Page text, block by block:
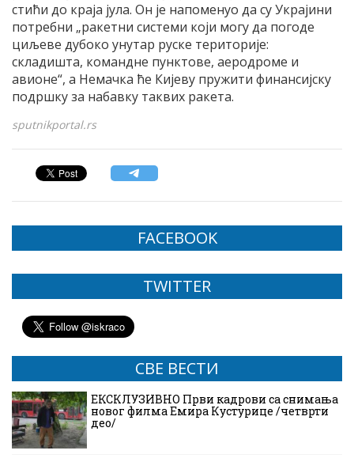
стићи до краја јула. Он је напоменуо да су Украјини
потребни „ракетни системи који могу да погоде
циљеве дубоко унутар руске територије:
складишта, командне пунктове, аеродроме и
авионе“, а Немачка ће Кијеву пружити финансијску
подршку за набавку таквих ракета.
sputnikportal.rs
FACEBOOK
TWITTER
СВЕ ВЕСТИ
ЕКСКЛУЗИВНО Први кадрови са снимања
новог филма Емира Кустурице /четврти
део/